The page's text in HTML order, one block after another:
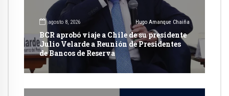
agosto 8, 2026 Hugo Amanque Chaiña
BCR aprobó viaje a Chile de su presidente
Julio Velarde a Reunión de Presidentes
de Bancos de Reserva